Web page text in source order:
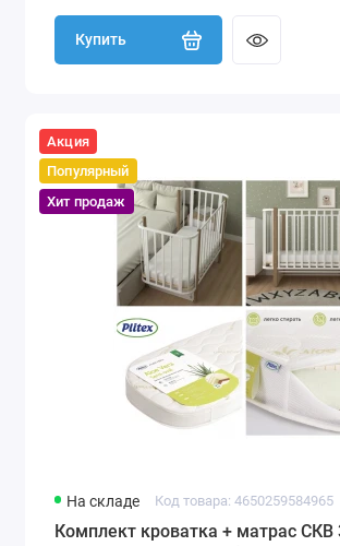
Купить
Акция
Популярный
Хит продаж
На складе Код товара: 4650259584965
Комплект кроватка + матрас СКВ